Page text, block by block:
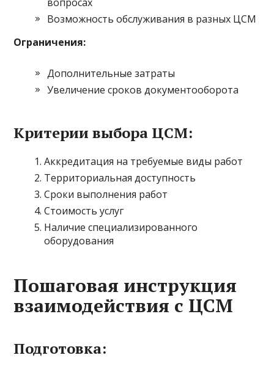
Возможность обслуживания в разных ЦСМ
Ограничения:
Дополнительные затраты
Увеличение сроков документооборота
Критерии выбора ЦСМ:
Аккредитация на требуемые виды работ
Территориальная доступность
Сроки выполнения работ
Стоимость услуг
Наличие специализированного
оборудования
Пошаговая инструкция
взаимодействия с ЦСМ
Подготовка: